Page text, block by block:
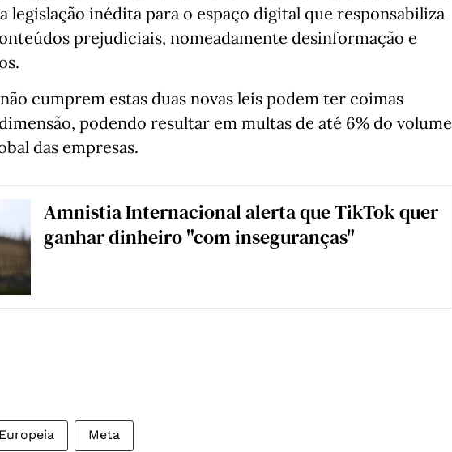
legislação inédita para o espaço digital que responsabiliza
prejudiciais, nomeadamente desinformação e
cumprem estas duas novas leis podem ter coimas
podendo resultar em multas de até 6% do volume
das empresas.
Amnistia Internacional alerta que TikTok quer
ganhar dinheiro "com inseguranças"
Meta